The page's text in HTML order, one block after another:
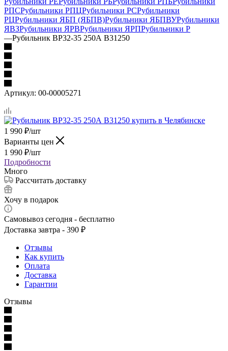
РПСРубильники РПЦРубильники РСРубильники
РЦРубильники ЯБП (ЯБПВ)Рубильники ЯБПВУРубильники
ЯВЗРубильники ЯРВРубильники ЯРПРубильники Р
—Рубильник ВР32-35 250А В31250
Артикул: 00-00005271
1 990 ₽/шт
Варианты цен
1 990 ₽/шт
Подробности
Много
Рассчитать доставку
Хочу в подарок
Самовывоз сегодня - бесплатно
Доставка завтра - 390 ₽
Отзывы
Как купить
Оплата
Доставка
Гарантии
Отзывы